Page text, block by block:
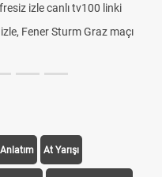
izle canlı tv100 linki
Fener Sturm Graz maçı
At Yarışı